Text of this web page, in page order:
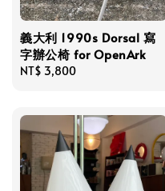
義大利 1990s Dorsal 寫
字辦公椅 for OpenArk
Regular
NT$ 3,800